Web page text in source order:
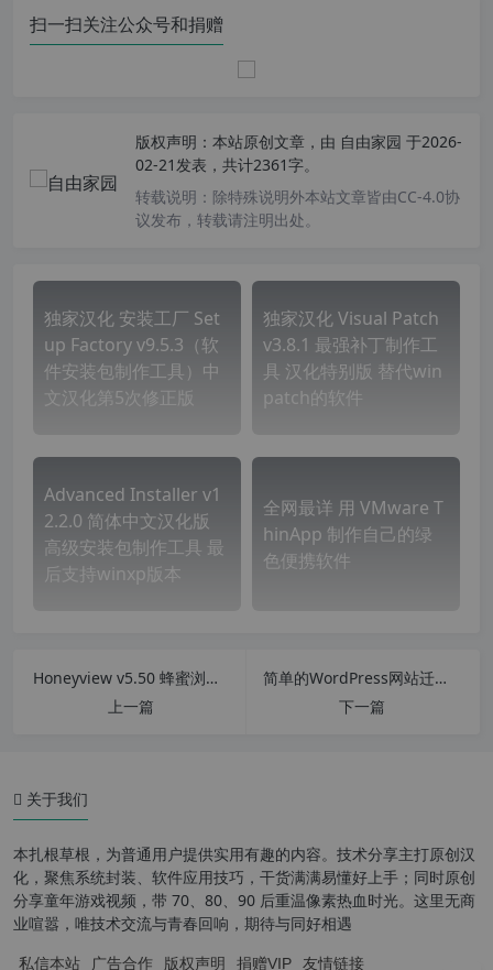
扫一扫关注公众号和捐赠
版权声明： 本站原创文章，由 自由家园 于2026-
02-21发表，共计2361字。
转载说明： 除特殊说明外本站文章皆由CC-4.0协
议发布，转载请注明出处。
独家汉化 安装工厂 Set
up Factory v9.5.3（软
件安装包制作工具）中
文汉化第5次修正版
独家汉化 Visual Patch
v3.8.1 最强补丁制作工
具 汉化特别版 替代win
patch的软件
Advanced Installer v1
2.2.0 简体中文汉化版
高级安装包制作工具 最
后支持winxp版本
全网最详 用 VMware T
hinApp 制作自己的绿
色便携软件
Honeyview v5.50 蜂蜜浏览器 简单好用看图软件 真正解决 Win10可打印文档不能打印图片问题
上一篇
简单的WordPress网站迁移和备份插件 Duplicator Pro v4.5.10 中文汉化版
下一篇
2.2 录入信息
2.3 增加版本
关于我们
本扎根草根，为普通用户提供实用有趣的内容。技术分享主打原创汉
化，聚焦系统封装、软件应用技巧，干货满满易懂好上手；同时原创
分享童年游戏视频，带 70、80、90 后重温像素热血时光。这里无商
业喧嚣，唯技术交流与青春回响，期待与同好相遇
私信本站 广告合作 版权声明 捐赠VIP 友情链接